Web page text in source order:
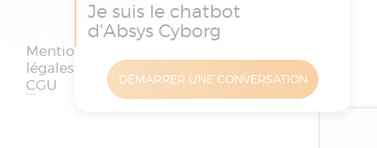
Mentions
légales et
CGU
confidentialité
protection
des données
Je suis le chatbot
d'Absys Cyborg
DÉMARRER UNE CONVERSATION